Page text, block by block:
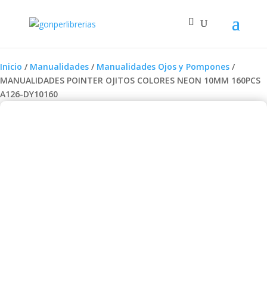
Inicio / Manualidades / Manualidades Ojos y Pompones /
MANUALIDADES POINTER OJITOS COLORES NEON 10MM 160PCS
A126-DY10160